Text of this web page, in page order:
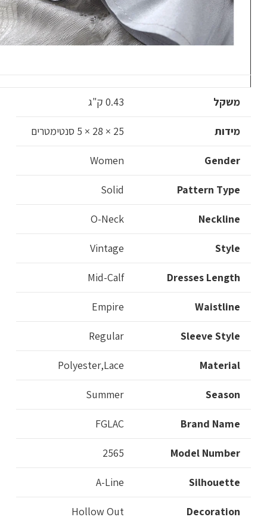
משקל 0.43 ק"ג
מידות 25 × 28 × 5 סנטימטרים
Gender
Women
Pattern Type
Solid
Neckline
O-Neck
Style
Vintage
Dresses Length
Mid-Calf
Waistline
Empire
Sleeve Style
Regular
Material
Polyester,Lace
Season
Summer
Brand Name
FGLAC
Model Number
2565
Silhouette
A-Line
Decoration
Hollow Out